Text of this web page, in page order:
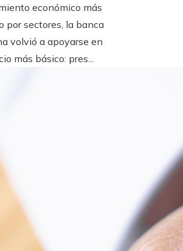
económico más
por sectores, la banca
volvió a apoyarse en
más básico: pres...